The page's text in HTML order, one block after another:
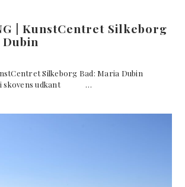
| KunstCentret Silkeborg
Silkeborg Bad: Maria Dubin
i skovens udkant …